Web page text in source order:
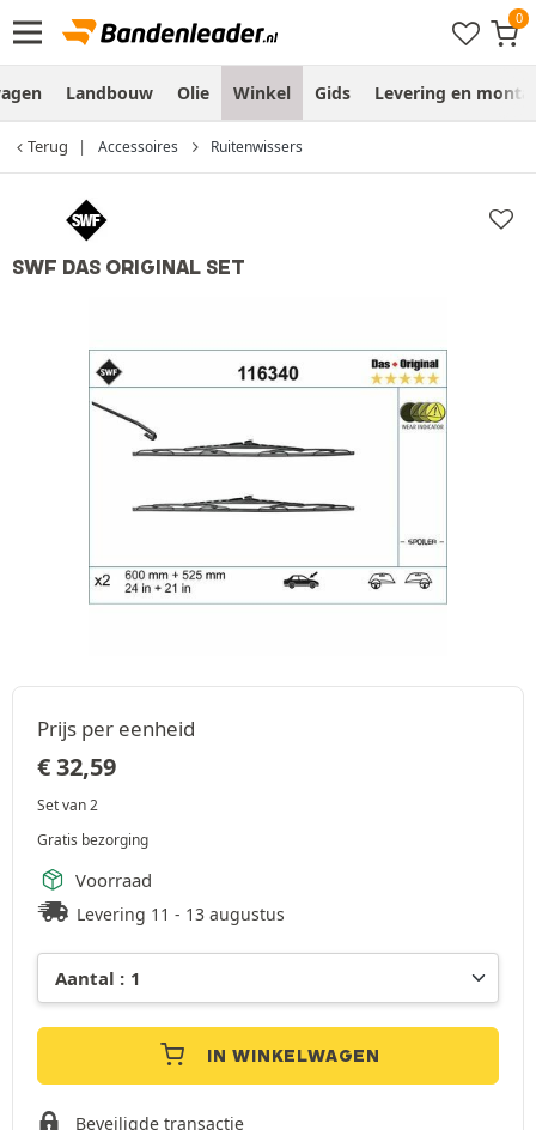
Landbouw Olie Winkel Gids Levering en
Terug Accessoires Ruitenwissers
SWF DAS ORIGINAL SET
Prijs per eenheid
€32,59
Set van 2
Gratis bezorging
Voorraad
Levering 11 - 13 augustus
IN WINKELWAGEN
Beveiligde transactie